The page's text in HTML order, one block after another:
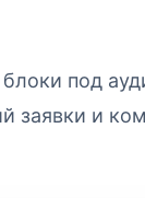
под
заявки и